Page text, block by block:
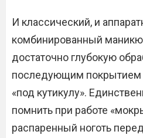
И классический, и
комбинированный
достаточно глубокую
последующим покрытием
«под кутикулу».
помнить при работе
распаренный ноготь